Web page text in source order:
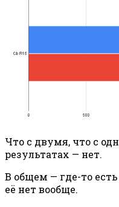
Что с двумя, что с
результатах — нет.
В общем — где-то
её нет вообще.